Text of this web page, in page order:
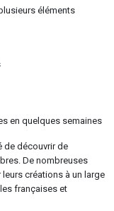
éléments
en quelques semaines
de découvrir de
De nombreuses
créations à un large
françaises et